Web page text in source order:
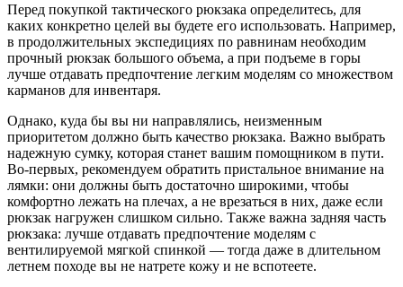
Перед покупкой тактического рюкзака определитесь, для
каких конкретно целей вы будете его использовать. Например,
в продолжительных экспедициях по равнинам необходим
прочный рюкзак большого объема, а при подъеме в горы
лучше отдавать предпочтение легким моделям со множеством
карманов для инвентаря.
Однако, куда бы вы ни направлялись, неизменным
приоритетом должно быть качество рюкзака. Важно выбрать
надежную сумку, которая станет вашим помощником в пути.
Во-первых, рекомендуем обратить пристальное внимание на
лямки: они должны быть достаточно широкими, чтобы
комфортно лежать на плечах, а не врезаться в них, даже если
рюкзак нагружен слишком сильно. Также важна задняя часть
рюкзака: лучше отдавать предпочтение моделям с
вентилируемой мягкой спинкой — тогда даже в длительном
летнем походе вы не натрете кожу и не вспотеете.